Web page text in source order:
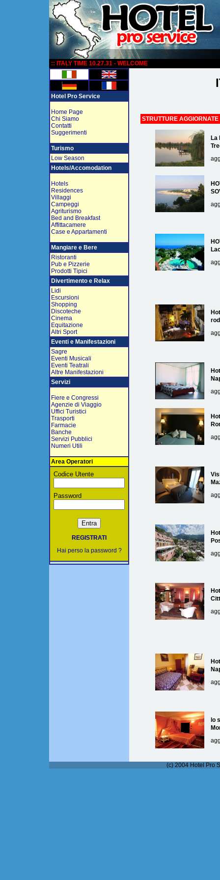
:: ITALY TIME 10.27.31 - WELCOME
Hotel Pro Service
Home Page
Chi Siamo
Contatti
Suggerimenti
Turismo
Low Season
Hotels/Accomodation
Hotels
Residences
Villaggi
Campeggi
Agriturismo
Bed and Breakfast
Affittacamere
Case e Appartamenti
Mangiare e Bere
Ristoranti
Pub e Pizzerie
Prodotti Tipici
Divertimento e Relax
Lidi
Escursioni
Shopping
Discoteche
Cinema
Equitazione
Altri Sport
Eventi e Manifestazioni
Sagre
Eventi Musicali
Eventi Teatrali
Altre Manifestazioni
Servizi
Fiere e Congressi
Agenzie di Viaggio
Uffici Turistici
Trasporti
Farmacie
Banche
Servizi Pubblici
Numeri Utili
Area Operatori
Codice Utente
Password
REGISTRATI
Hai perso la password ?
STRUTTURE
La
lo
(c) 2004 Hotel Pro